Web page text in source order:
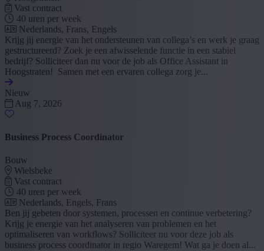
Vast contract
40 uren per week
Nederlands, Frans, Engels
Krijg jij energie van het ondersteunen van collega’s en werk je graag
gestructureerd? Zoek je een afwisselende functie in een stabiel
bedrijf? Solliciteer dan nu voor de job als Office Assistant in
Hoogstraten! Samen met een ervaren collega zorg je...
Nieuw
Aug 7, 2026
Business Process Coordinator
Bouw
Wielsbeke
Vast contract
40 uren per week
Nederlands, Engels, Frans
Ben jij gebeten door systemen, processen en continue verbetering?
Krijg je energie van het analyseren van problemen en het
optimaliseren van workflows? Solliciteer nu voor deze job als
business process coordinator in regio Waregem! Wat ga je doen al...